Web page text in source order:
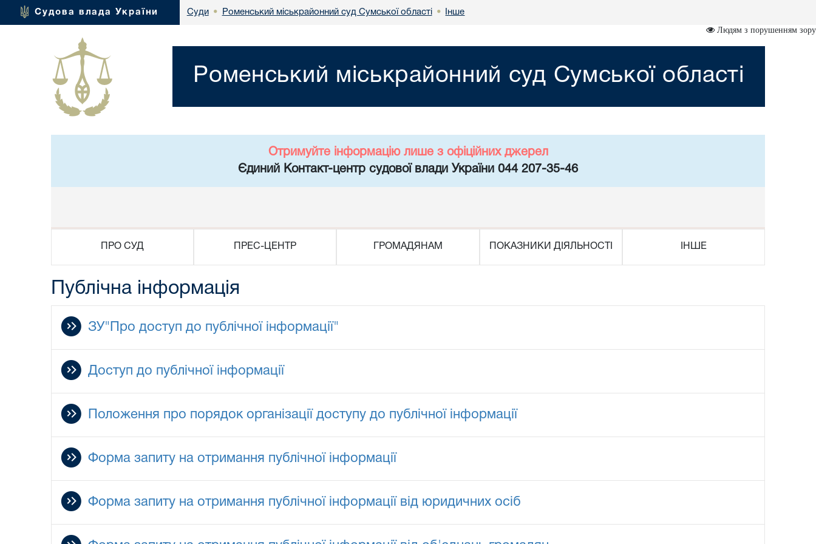
Судова влада України Суди • Роменський міськрайонний суд Сумської області • Інше
Людям з порушенням зору
Роменський міськрайонний суд Сумської області
Отримуйте інформацію лише з офіційних джерел
Єдиний Контакт-центр судової влади України 044 207-35-46
ПРО СУД ПРЕС-ЦЕНТР ГРОМАДЯНАМ ПОКАЗНИКИ ДІЯЛЬНОСТІ ІНШЕ
Публічна інформація
ЗУ"Про доступ до публічної інформації"
Доступ до публічної інформації
Положення про порядок організації доступу до публічної інформації
Форма запиту на отримання публічної інформації
Форма запиту на отримання публічної інформації від юридичних осіб